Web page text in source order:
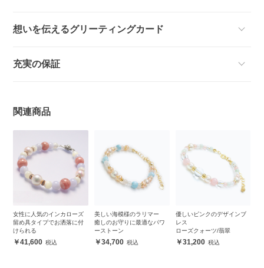
想いを伝えるグリーティングカード
充実の保証
関連商品
女性に人気のインカローズ
留め具タイプでお洒落に付
けられる
41,600
美しい海模様のラリマー
癒しのお守りに最適なパワ
ーストーン
34,700
優しいピンクのデザインブ
レス
ローズクォーツ/翡翠
31,200